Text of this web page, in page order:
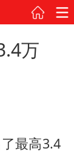
万
最高3.4